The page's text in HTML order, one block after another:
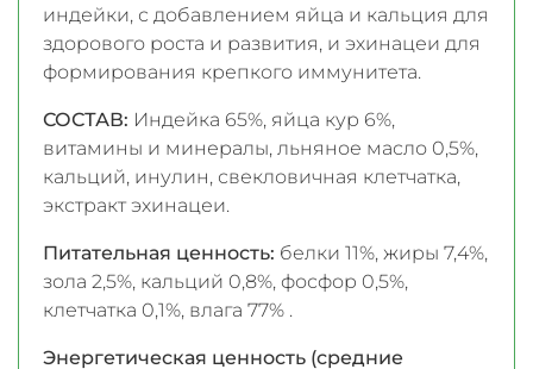
индейки, с добавлением яйца и кальция для
здорового роста и развития, и эхинацеи для
формирования крепкого иммунитета.
СОСТАВ: Индейка 65%, яйца кур 6%,
витамины и минералы, льняное масло 0,5%,
кальций, инулин, свекловичная клетчатка,
экстракт эхинацеи.
Питательная ценность: белки 11%, жиры 7,4%,
зола 2,5%, кальций 0,8%, фосфор 0,5%,
клетчатка 0,1%, влага 77% .
Энергетическая ценность (средние